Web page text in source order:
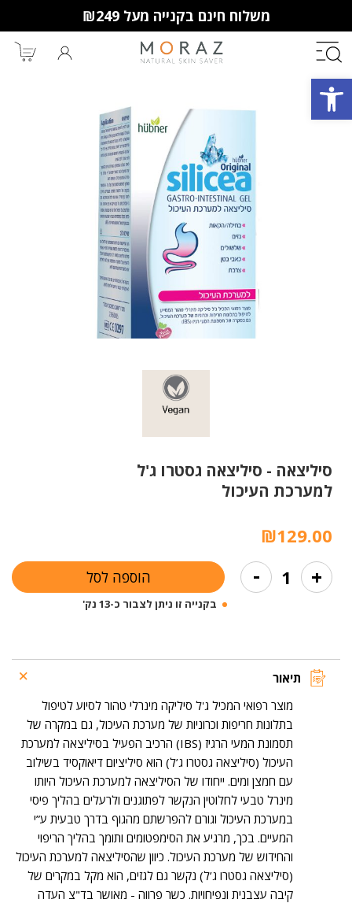
משלוח חינם בקנייה מעל ₪249
חברי מועדון מורז נהנים יותר!
מבצעים שווים
וצבירת נקודות למימוש בקניות
הבאות.
סיליצאה - סיליצאה גסטרו ג'ל
למערכת העיכול
₪129.00
+
של
העיכול
- הוספה לסל
בקנייה זו ניתן לצבור כ-13 נק'
תיאור
מוצר רפואי המכיל ג'ל סיליקה מינרלי טהור לסיוע לטיפול
בתלונות חריפות וכרוניות של מערכת העיכול, גם במקרה של
תסמונת המעי הרגיז (IBS) הרכיב הפעיל בסיליצאה למערכת
העיכול (סיליצאה גסטרו ג’ל) הוא סיליציום דיאוקסיד בשילוב
עם חמצן ומים. ייחודו של הסיליצאה למערכת העיכול היותו
מינרל טבעי לחלוטין הנקשר לפתוגנים ולרעלים בהליך פיסי
במערכת העיכול וגורם להפרשתם מהגוף בדרך טבעית ע”י
המעיים. בכך, מרגיע את הסימפטומים ותומך בהליך הריפוי
והחידוש של מערכת העיכול. כיוון שהסיליצאה למערכת העיכול
(סיליצאה גסטרו ג’ל) נקשר גם לגזים, הוא מקל במקרים של
קיבה עצבנית ונפיחויות. כשר פרווה - מאושר בד"צ העדה
פתח סרגל נגישות